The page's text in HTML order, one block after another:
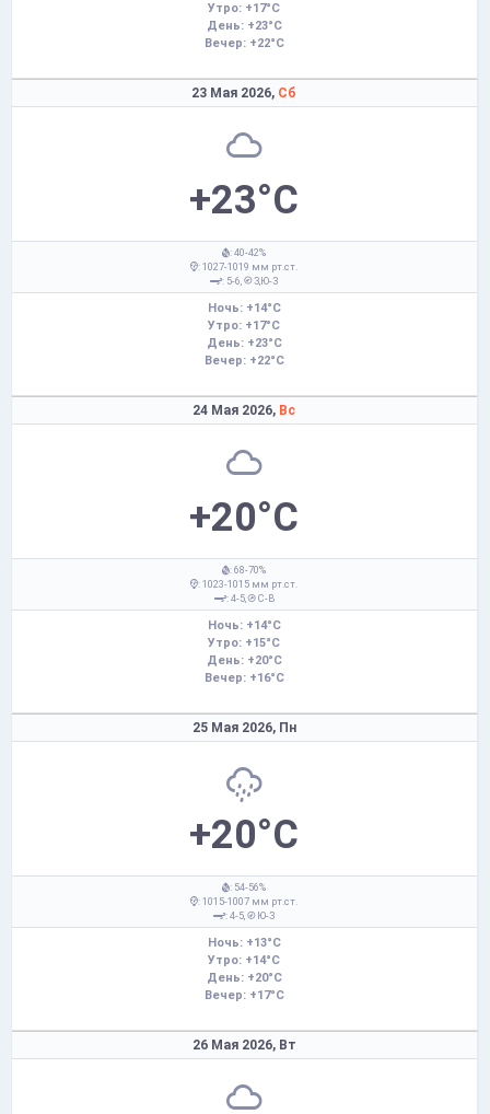
Утро: +17°C
День: +23°C
Вечер: +22°C
23 Мая 2026, Сб
+23°C
: 40-42%
: 1027-1019 мм рт.ст.
: 5-6,
З,Ю-З
Ночь: +14°C
Утро: +17°C
День: +23°C
Вечер: +22°C
24 Мая 2026, Вс
+20°C
: 68-70%
: 1023-1015 мм рт.ст.
: 4-5,
С-В
Ночь: +14°C
Утро: +15°C
День: +20°C
Вечер: +16°C
25 Мая 2026, Пн
+20°C
: 54-56%
: 1015-1007 мм рт.ст.
: 4-5,
Ю-З
Ночь: +13°C
Утро: +14°C
День: +20°C
Вечер: +17°C
26 Мая 2026, Вт